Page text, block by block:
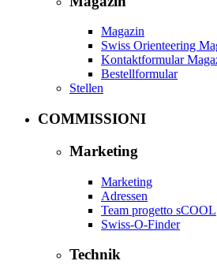
Magazin
Swiss Orienteering
Kontaktformular
Bestellformular
Stellen
COMMISSIONI
Marketing
Marketing
Adressen
Team progetto sCOOL
Swiss-O-Finder
Technik